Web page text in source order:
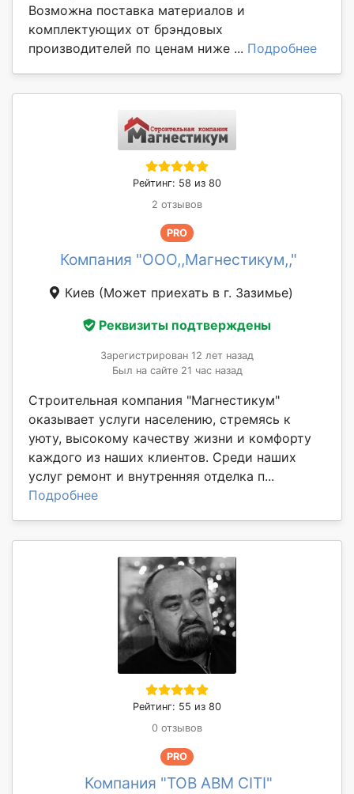
Возможна поставка материалов и
комплектующих от брэндовых
производителей по ценам ниже ... Подробнее
Рейтинг: 58 из 80
2 отзывов
PRO
Компания "ООО,,Магнестикум,,"
Киев (Может приехать в г. Зазимье)
Реквизиты подтверждены
Зарегистрирован 12 лет назад
Был на сайте 21 час назад
Строительная компания "Магнестикум"
оказывает услуги населению, стремясь к
уюту, высокому качеству жизни и комфорту
каждого из наших клиентов. Среди наших
услуг ремонт и внутренняя отделка п...
Подробнее
Рейтинг: 55 из 80
0 отзывов
PRO
Компания "ТОВ АВМ СІТІ"